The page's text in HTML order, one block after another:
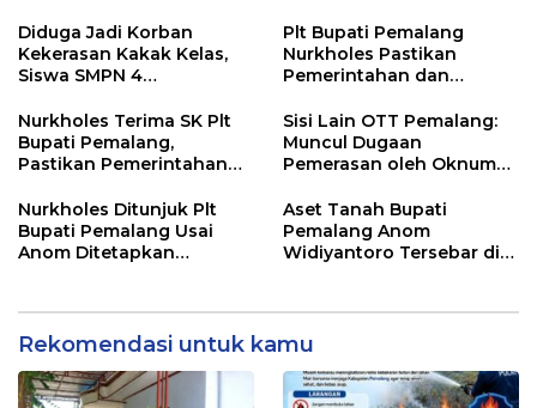
HUT RI ke-81
Desa
Diduga Jadi Korban
Kekerasan Kakak Kelas,
Siswa SMPN 4
Dunia
Plt Bupati Pemalang
Nurkholes Pastikan
Pemerintahan dan
Berjalan
Nurkholes Terima SK Plt
Bupati Pemalang,
Pastikan Pemerintahan
Sisi Lain OTT Pemalang:
Muncul Dugaan
Pemerasan oleh Oknum
Nurkholes Ditunjuk Plt
Bupati Pemalang Usai
Anom Ditetapkan
Aset Tanah Bupati
Pemalang Anom
Widiyantoro Tersebar di
Rekomendasi untuk kamu